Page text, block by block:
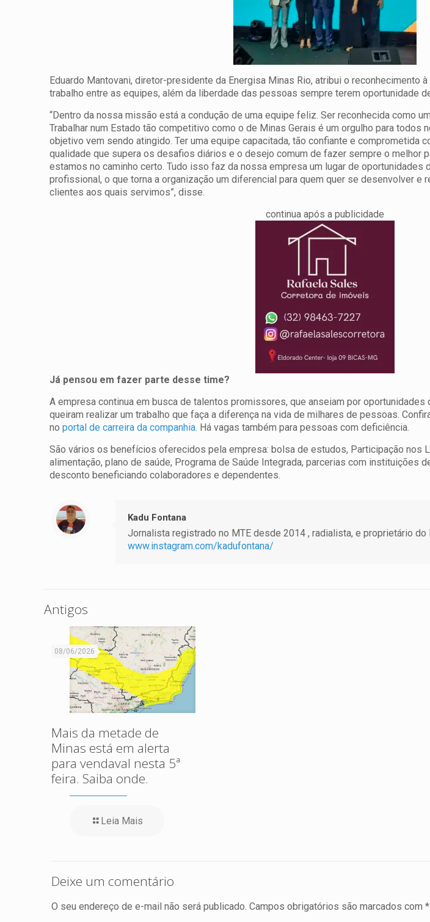
Eduardo Mantovani, diretor-presidente da Energisa Minas Rio, atribui o reconhecimento
trabalho entre as equipes, além da liberdade das pessoas sempre terem oportunidade
“Dentro da nossa missão está a condução de uma equipe feliz. Ser reconhecida como
Trabalhar num Estado tão competitivo como o de Minas Gerais é um orgulho para todos
objetivo vem sendo atingido. Ter uma equipe capacitada, tão confiante e comprometida
qualidade que supera os desafios diários e o desejo comum de fazer sempre o melhor
estamos no caminho certo. Tudo isso faz da nossa empresa um lugar de
profissional, o que torna a organização um diferencial para quem quer se desenvolver e
clientes aos quais servimos”, disse.
continua após a publicidade
Já pensou em fazer parte desse time?
A empresa continua em busca de talentos promissores, que anseiam por
queiram realizar um trabalho que faça a diferença na vida de milhares de pessoas.
noportal de carreira da companhia. Há vagas também para pessoas com deficiência.
São vários os benefícios oferecidos pela empresa: bolsa de estudos, Participação nos
alimentação, plano de saúde, Programa de Saúde Integrada, parcerias com instituições
desconto beneficiando colaboradores e dependentes.
Kadu Fontana
Jornalista registrado no MTE desde 2014 , radialista, e proprietário do
www.instagram.com/kadufontana/
Antigos
08/06/2026
Mais da metade de
Minas está em alerta
para vendaval nesta 5ª
feira. Saiba onde.
Leia Mais
Deixe um comentário
O seu endereço de e-mail não será publicado. Campos obrigatórios são marcados com *